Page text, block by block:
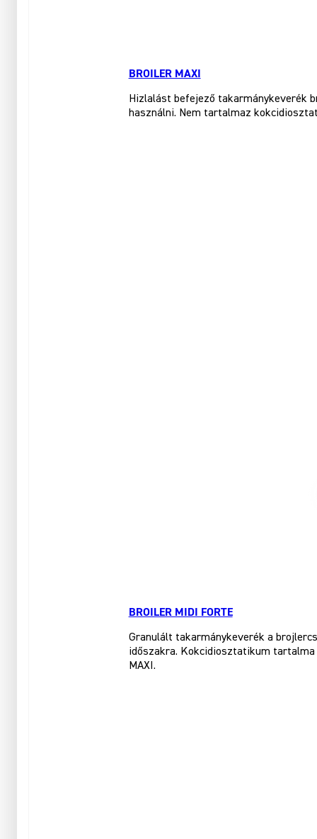
BROILER MAXI
Hizlalást befejező takarmánykeverék
használni. Nem tartalmaz
BROILER MIDI FORTE
Granulált takarmánykeverék a
időszakra. Kokcidiosztatikum
MAXI.